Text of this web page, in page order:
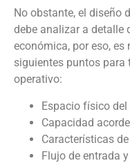
No obstante, el diseño
debe analizar a detalle
económica, por eso, es
siguientes puntos para
operativo:
Espacio físico del
Capacidad
Características
Flujo de entrada